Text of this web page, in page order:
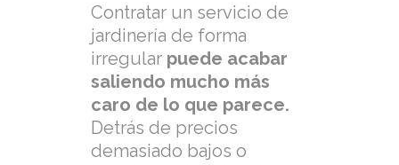
Contratar un servicio de
jardinería de forma
irregular puede acabar
saliendo mucho más
caro de lo que parece.
Detrás de precios
demasiado bajos o